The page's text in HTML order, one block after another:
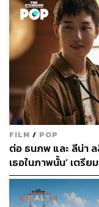
พิสูจน์อักษร: ภาวิกา
TAGS:
โรงไฟฟ้าพลั
โรงไฟฟ้าพลังน้
การไฟฟ้าฝ่าย
ปรียนาถ สุนท
FILM / POP
ต่อ ธนภพ และ ลีน่า
เธอในภาพนั้น’ เตรี